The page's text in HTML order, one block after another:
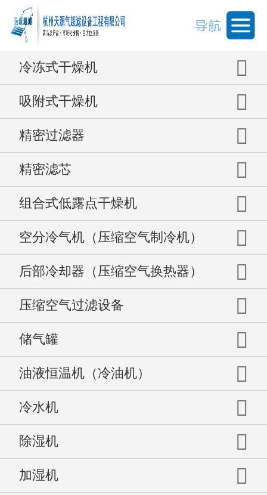
冷冻式干燥机
吸附式干燥机
精密过滤器
精密滤芯
组合式低露点干燥机
空分冷气机（压缩空气制冷机）
后部冷却器（压缩空气换热器）
压缩空气过滤设备
储气罐
油液恒温机（冷油机）
冷水机
除湿机
加湿机